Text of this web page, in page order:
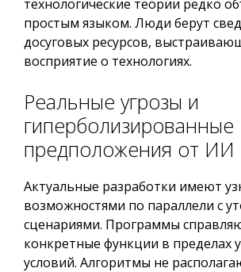
технологические теории редко
простым языком. Люди берут
досуговых ресурсов,
восприятие о технологиях.
Реальные угрозы и
гиперболизированные
предположения от ИИ
Актуальные разработки имеют
возможностями по параллели с
сценариями. Программы
конкретные функции в пределах
условий. Алгоритмы не